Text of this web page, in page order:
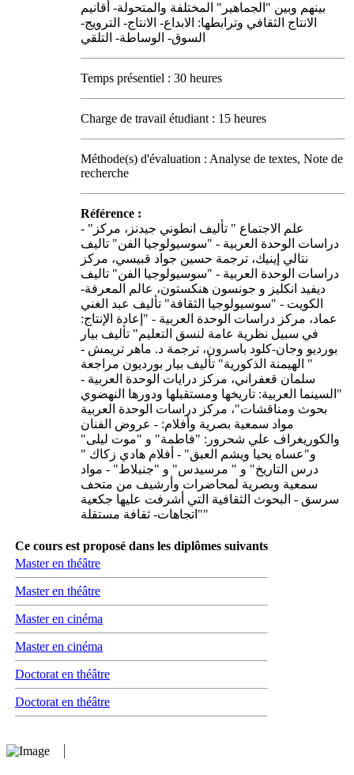
بينهم وبين "الجماهير" المختلفة والمتحولة- أقانيم
الانتاج الثقافي وترابطها: الابداع- الانتاج- الترويج-
السوق- الوساطة- التلقي
Temps présentiel : 30 heures
Charge de travail étudiant : 15 heures
Méthode(s) d'évaluation : Analyse de textes, Note de
recherche
Référence :
- "علم الاجتماع " تأليف انطوني جيدنز، مركز
دراسات الوحدة العربية - "سوسيولوجيا الفن" تاليف
نتالي إينيك، ترجمة حسين جواد قبيسي، مركز
دراسات الوحدة العربية - "سوسيولوجيا الفن" تاليف
ديفيد انكليز و جونسون هنكستون، عالم المعرفة-
الكويت - "سوسيولوجيا الثقافة" تأليف عبد الغني
عماد، مركز دراسات الوحدة العربية - "إعادة الإنتاج:
في سبيل نظرية عامة لنسق التعليم" تأليف بيار
بورديو وجان-كلود باسرون، ترجمة د. ماهر تريمش -
" الهيمنة الذكورية" تأليف بيار بورديون مراجعة
سلمان قعفراني، مركز درايات الوحدة العربية -
"السينما العربية: تاريخها ومستقبلها ودورها النهضوي
بحوث ومناقشات"، مركز دراسات الوحدة العربية
مواد سمعية بصرية وأفلام: - عروض الفنان
والكوريغراف علي شحرور: "فاطمة" و "موت ليلى"
و"عساه يحيا ويشم العبق" - أفلام هادي زكاك "
درس التاريخ" و " مرسيدس" و "جنبلاط" - مواد
سمعية وبصرية لمحاضرات وأرشيف من متحف
سرسق - البحوث الثقافية التي أشرفت عليها جكعية
"اتجاهات- ثقافة مستقلة"
Ce cours est proposé dans les diplômes suivants
Master en théâtre
Master en théâtre
Master en cinéma
Master en cinéma
Doctorat en théâtre
Doctorat en théâtre